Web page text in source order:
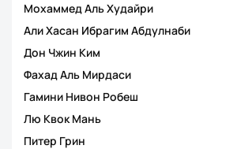
Мохаммед Аль Худайри
Али Хасан Ибрагим Абдулнаби
Дон Чжин Ким
Фахад Аль Мирдаси
Гамини Нивон Робеш
Лю Квок Мань
Питер Грин